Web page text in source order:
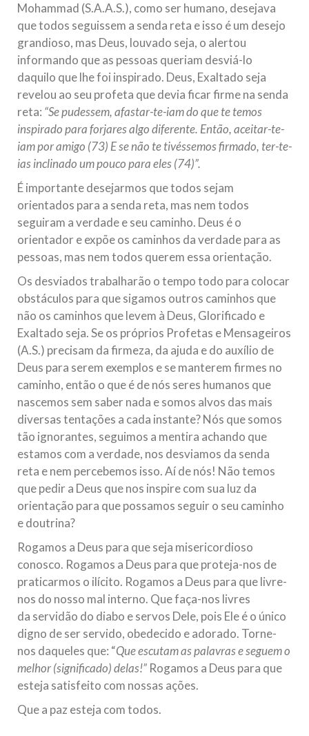
Mohammad (S.A.A.S.), como ser humano, desejava
que todos seguissem a senda reta e isso é um desejo
grandioso, mas Deus, louvado seja, o alertou
informando que as pessoas queriam desviá-lo
daquilo que lhe foi inspirado. Deus, Exaltado seja
revelou ao seu profeta que devia ficar firme na senda
reta: “Se pudessem, afastar-te-iam do que te temos
inspirado para forjares algo diferente. Então, aceitar-te-
iam por amigo (73) E se não te tivéssemos firmado, ter-te-
ias inclinado um pouco para eles (74)”.
É importante desejarmos que todos sejam
orientados para a senda reta, mas nem todos
seguiram a verdade e seu caminho. Deus é o
orientador e expõe os caminhos da verdade para as
pessoas, mas nem todos querem essa orientação.
Os desviados trabalharão o tempo todo para colocar
obstáculos para que sigamos outros caminhos que
não os caminhos que levem à Deus, Glorificado e
Exaltado seja. Se os próprios Profetas e Mensageiros
(A.S.) precisam da firmeza, da ajuda e do auxílio de
Deus para serem exemplos e se manterem firmes no
caminho, então o que é de nós seres humanos que
nascemos sem saber nada e somos alvos das mais
diversas tentações a cada instante? Nós que somos
tão ignorantes, seguimos a mentira achando que
estamos com a verdade, nos desviamos da senda
reta e nem percebemos isso. Aí de nós! Não temos
que pedir a Deus que nos inspire com sua luz da
orientação para que possamos seguir o seu caminho
e doutrina?
Rogamos a Deus para que seja misericordioso
conosco. Rogamos a Deus para que proteja-nos de
praticarmos o ilícito. Rogamos a Deus para que livre-
nos do nosso mal interno. Que faça-nos livres
da servidão do diabo e servos Dele, pois Ele é o único
digno de ser servido, obedecido e adorado. Torne-
nos daqueles que: “Que escutam as palavras e seguem o
melhor (significado) delas!” Rogamos a Deus para que
esteja satisfeito com nossas ações.
Que a paz esteja com todos.